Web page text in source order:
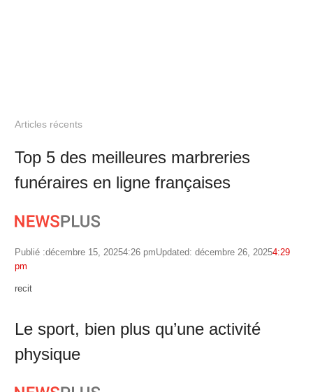
Articles récents
Top 5 des meilleures marbreries
funéraires en ligne françaises
Publié :décembre 15, 20254:26 pmUpdated: décembre 26, 20254:29
pm
Author
recit
Le sport, bien plus qu’une activité
physique